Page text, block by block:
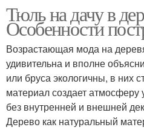
Тюль на дачу в
Особенности
Возрастающая мода на
удивительна и вполне
или бруса экологичны, в них
материал создает
без внутренней и внешней
Дерево как натуральный